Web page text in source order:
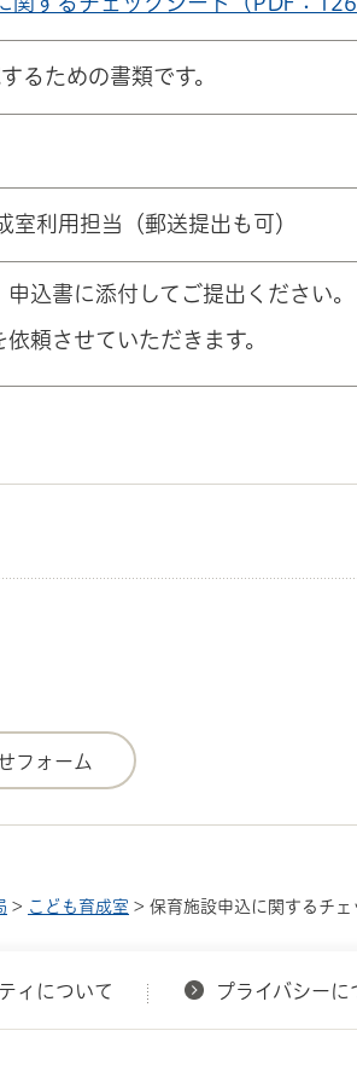
るための書類です。
利用担当（郵送提出も可）
込書に添付してご提出ください。
頼させていただきます。
> こども育成室 > 保育施設申込に関するチェ
ィについて プライバシーに